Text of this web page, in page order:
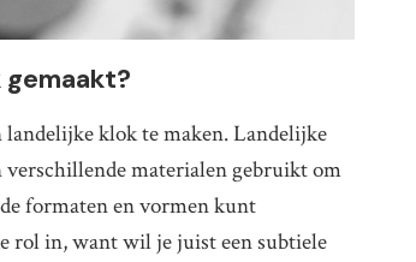
klok te maken. Landelijke
materialen gebruikt om
formaten en vormen kunt
rol in, want wil je juist een subtiele